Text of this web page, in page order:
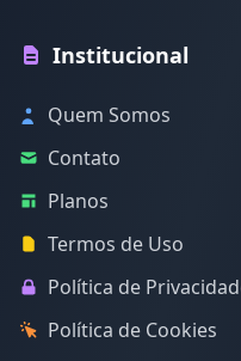
Institucional
Quem Somos
Contato
Planos
Termos de Uso
Política de
Política de Cookies